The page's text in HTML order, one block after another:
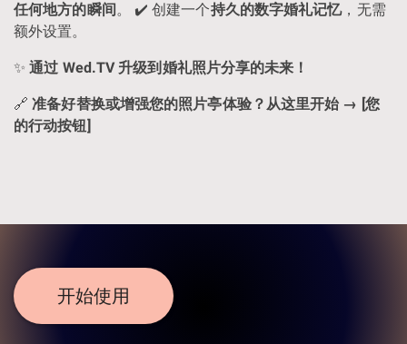
任何地方的瞬间。 ✔️ 创建一个持久的数字婚礼记忆，无需
额外设置。
✨通过 Wed.TV 升级到婚礼照片分享的未来！
🔗准备好替换或增强您的照片亭体验？从这里开始 → [您
的行动按钮]
开始使用